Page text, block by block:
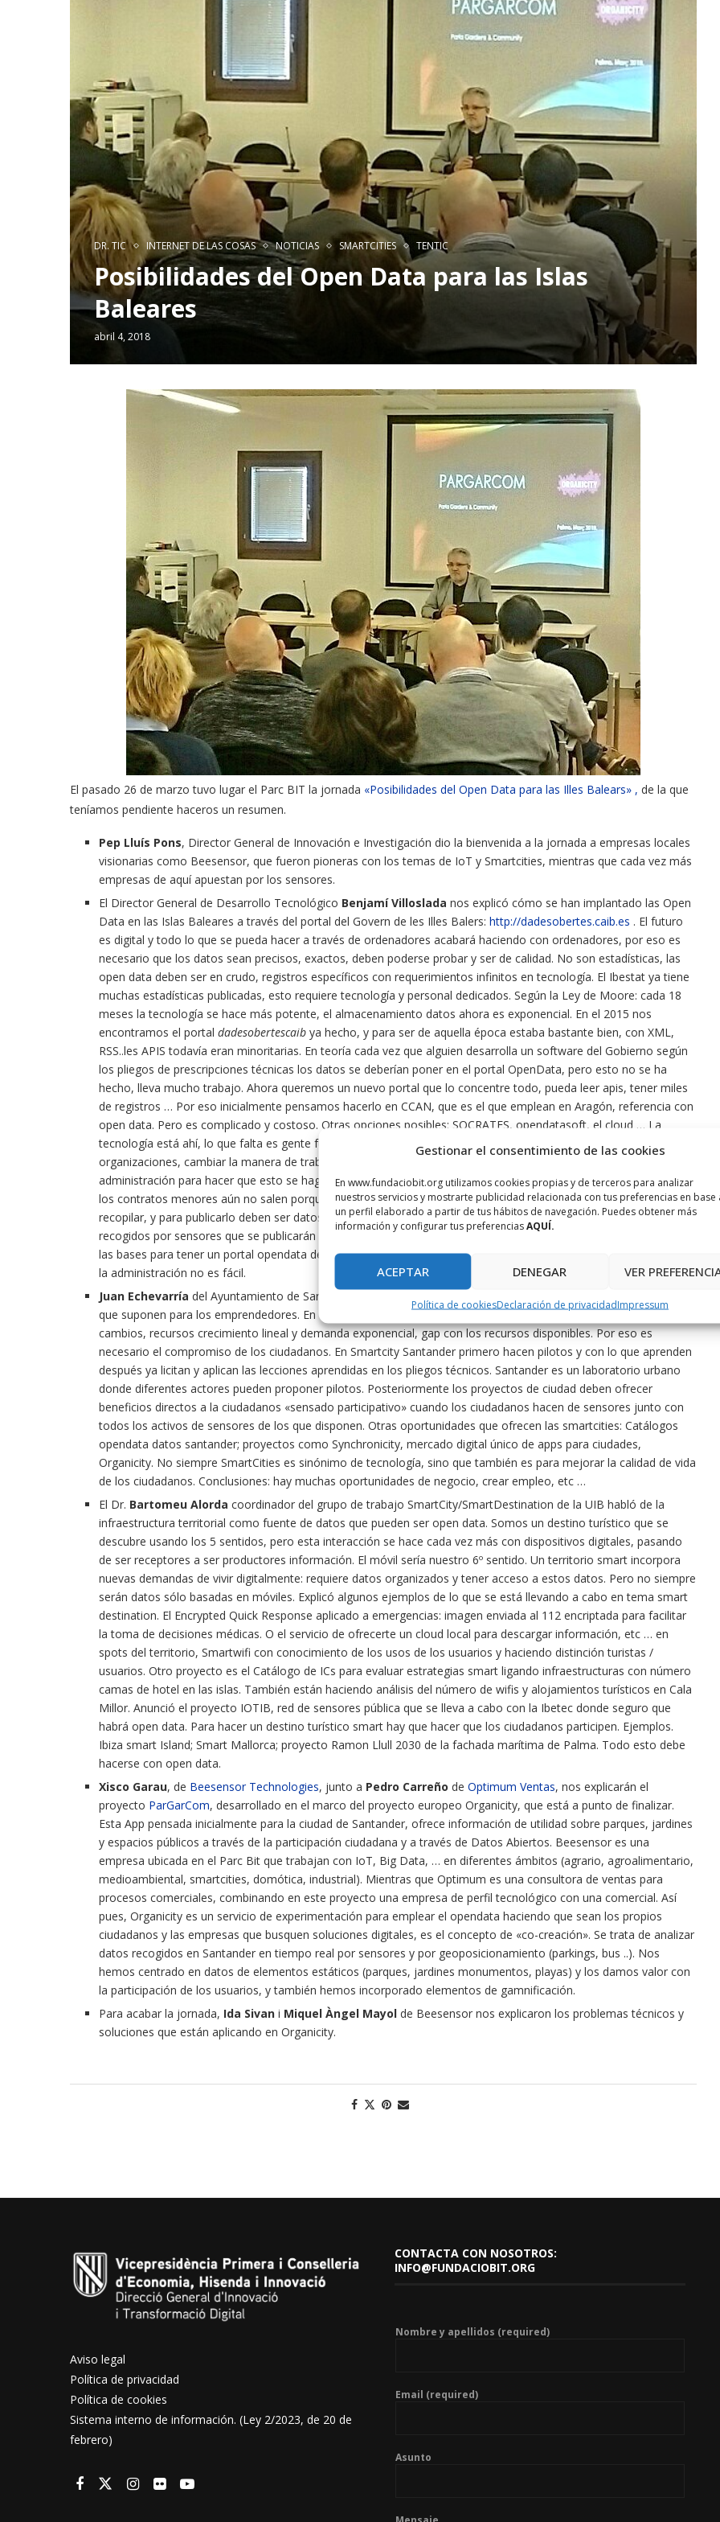
Gestionar el consentimiento de las cookies
En www.fundaciobit.org utilizamos cookies propias y de terceros para analizar
nuestros servicios y mostrarte publicidad relacionada con tus preferencias en base
un perfil elaborado a partir de tus hábitos de navegación. Puedes obtener más
información y configurar tus preferenciasAQUÍ.
ACEPTAR DENEGAR VER
Política de cookiesDeclaración de privacidadImpressum
DR. TIC INTERNET DE LAS COSAS NOTICIAS SMARTCITIES TENTIC
Posibilidades del Open Data para las Islas
Baleares
abril 4, 2018
El pasado 26 de marzotuvo lugar el Parc BIT la jornada «Posibilidades del Open Data para las Illes Balears» , de la que
teníamos pendiente haceros un resumen.
Pep Lluís Pons, Director General de Innovación e Investigación dio la bienvenida a la jornada a empresas locales
visionarias como Beesensor, que fueron pioneras con lostemas de IoT y Smartcities, mientras que cada vez más
empresas de aquíapuestan por los sensores.
El Director General de Desarrollo Tecnológico Benjamí Villoslada nos explicó cómo se han implantado las Open
Data en las Islas Baleares a través del portal del Govern de les Illes Balers: http://dadesobertes.caib.es . El futuro
es digital y todo lo que se pueda hacer a través de ordenadores acabará haciendo con ordenadores, por eso es
necesario que los datos sean precisos, exactos, deben poderse probar y ser de calidad. No son estadísticas, las
open data deben ser en crudo, registros específicos con requerimientos infinitos en tecnología. El Ibestat ya tiene
muchas estadísticas publicadas, esto requiere tecnología y personal dedicados. Según la Ley de Moore: cada 18
meses la tecnología se hace más potente, el almacenamiento datos ahora es exponencial. En el 2015 nos
encontramos el portal dadesobertescaib ya hecho, y para ser de aquella época estaba bastante bien, con XML,
RSS..les APIS todavía eran minoritarias. En teoría cada vez que alguien desarrolla un software del Gobierno según
los pliegos de prescripciones técnicas los datos se deberían poner en el portal OpenData, pero esto no se ha
hecho, lleva mucho trabajo. Ahora queremos un nuevo portal que lo concentre todo, pueda leer apis, tener miles
de registros … Por eso inicialmente pensamos hacerlo en CCAN, que es el que emplean en Aragón, referencia con
open data. Pero es complicado y costoso. Otras opciones posibles: SOCRATES, opendatasoft, el cloud … La
tecnología está ahí, lo que falta es gente funcional y que haga un seguimiento: ésta sería la inversión digital de las
organizaciones, cambiar la manera de trabajar y pensar en digital.
administración para hacer que esto se haga.
Los datos del ROLSAC ya están en el portal Open Data.Los datos de
los contratos menores aún no salen porque administrativamente requiere mucho tiempo y son difíciles de
recopilar, y para publicarlo deben ser datos exactos y de calidad.Algunos proyectos de IoT tendrán datos
recogidos por sensores que se publicarán en el portal open data.
En resumen, desde el Gobierno hemos dejado
las bases para tener un portal opendata de calidad y que no quede vacío de contenido, aunque llevarlo a cabo en
la administración no es fácil.
Juan Echevarría del Ayuntamiento de Santander explicó su estrategia SmartCities y las oportunidades de negocio
que suponen para los emprendedores. En el
2050 más del 75% de la población vivirá en ciudades, esto genera
cambios, recursos crecimiento lineal y demanda exponencial, gap con los recursos disponibles.Por eso es
necesario el compromiso de los ciudadanos. En Smartcity Santander primero hacen pilotos y con lo que aprenden
después ya licitan y aplican las lecciones aprendidas en los pliegos técnicos. Santander es un laboratorio urbano
donde diferentes actores pueden proponer pilotos. Posteriormente los proyectos de ciudad deben ofrecer
beneficios directos a la ciudadanos «sensado participativo» cuando los ciudadanos hacen de sensores junto con
todos los activos de sensores de los que disponen. Otras oportunidades que ofrecen las smartcities: Catálogos
opendata datos santander; proyectos como Synchronicity, mercado digital único de apps para ciudades,
Organicity. No siempre SmartCities es sinónimo de tecnología, sino que también es para mejorar la calidad de vida
de los ciudadanos. Conclusiones: hay muchas oportunidades de negocio, crear empleo, etc …
El Dr. Bartomeu Alorda coordinador del grupo de trabajo SmartCity/SmartDestination de la UIB habló de la
infraestructura territorial como fuente de datos que pueden ser open data. Somos un destino turístico que se
descubre usando los 5 sentidos, pero esta interacción se hace cada vez más con dispositivos digitales, pasando
de ser receptores a ser productores información. El móvil sería nuestro 6º sentido. Un territorio smart incorpora
nuevas demandas de vivir digitalmente: requiere datos organizados y tener acceso a estos datos. Pero no siempre
serán datos sólo basadas en móviles. Explicó algunos ejemplos de lo que se está llevando a cabo en tema smart
destination. El Encrypted Quick Response aplicado a emergencias: imagen enviada al 112 encriptada para facilitar
la toma de decisiones médicas. O el servicio de ofrecerte un cloud local para descargar información, etc … en
spots del territorio, Smartwifi con conocimiento de los usos de los usuarios y haciendo distinción turistas /
usuarios. Otro proyecto es el Catálogo de ICs para evaluar estrategias smart ligando infraestructuras con número
camas de hotel en las islas. También están haciendo análisis del número de wifis y alojamientos turísticos en Cala
Millor. Anunció el proyecto IOTIB, red de sensores pública que se lleva a cabo con la Ibetec donde seguro que
habrá open data. Para hacer un destino turístico smart hay que hacer que los ciudadanos participen. Ejemplos.
Ibiza smart Island; Smart Mallorca; proyecto Ramon Llull 2030 de la fachada marítima de Palma. Todo esto debe
hacerse con open data.
Xisco Garau, de Beesensor Technologies, junto a Pedro Carreño de Optimum Ventas, nos explicarán el
proyecto ParGarCom, desarrollado en el marco del proyecto europeo Organicity, que está a punto de finalizar.
Esta App pensada inicialmente para la ciudad de Santander, ofrece información de utilidad sobre parques, jardines
y espacios públicos a través de la participación ciudadana y a través de Datos Abiertos. Beesensor es una
empresa ubicada en el Parc Bit que trabajan con IoT, Big Data, … en diferentes ámbitos (agrario, agroalimentario,
medioambiental, smartcities, domótica, industrial). Mientras que Optimum es una consultora de ventas para
procesos comerciales, combinando en este proyecto una empresa de perfil tecnológico con una comercial. Así
pues, Organicity es un servicio de experimentación para emplear el opendata haciendo que sean los propios
ciudadanos y las empresas que busquen soluciones digitales, es el concepto de «co-creación». Se trata de analizar
datos recogidos en Santander en tiempo real por sensores y por geoposicionamiento (parkings, bus ..). Nos
hemos centrado en datos de elementos estáticos (parques, jardines monumentos, playas) y los damos valor con
la participación de los usuarios, y también hemos incorporado elementos de gamnificación.
Para acabar la jornada, Ida Sivan i Miquel Àngel Mayol de Beesensor nos explicaron los problemas técnicos y
soluciones que están aplicando en Organicity.
Aviso legal
Política de privacidad
Política de cookies
Sistema interno de información. (Ley 2/2023, de 20 de
febrero)
CONTACTA CON NOSOTROS:
INFO@FUNDACIOBIT.ORG
Nombre y apellidos (required)
Email (required)
Asunto